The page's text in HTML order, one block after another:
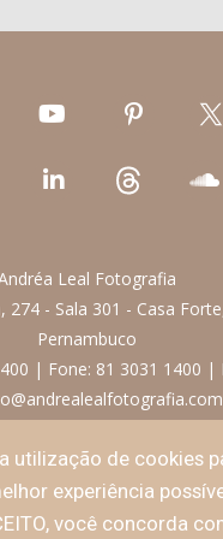
Leal Fotografia
274 - Sala 301 - Casa
Pernambuco
400 | Fone: 81 3031 1400 |
utilização de cookies
experiência
você concorda